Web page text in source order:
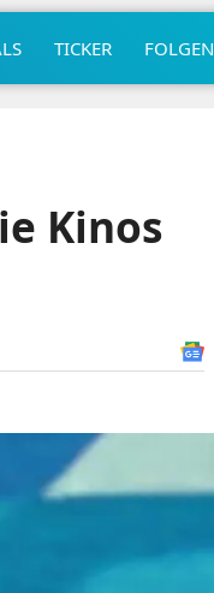
TICKER FOLGEN
Kinos